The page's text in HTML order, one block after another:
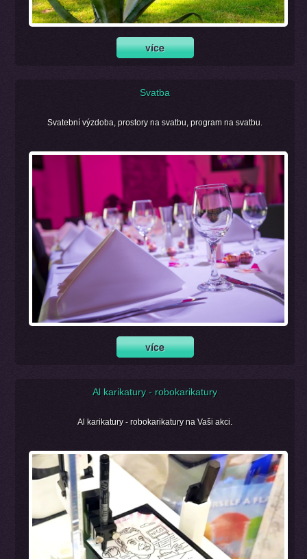
Svatba
Svatební výzdoba, prostory na svatbu, program na svatbu.
Al karikatury - robokarikatury
Al karikatury - robokarikatury na Vaši akci.